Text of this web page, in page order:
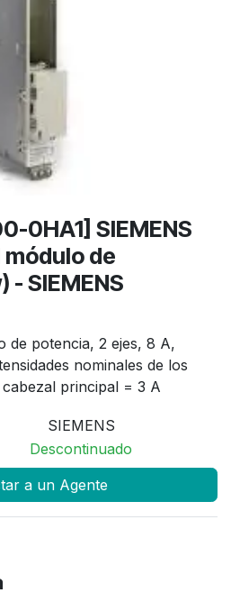
0HA1] SIEMENS
módulo de
- SIEMENS
de potencia, 2 ejes, 8 A,
nominales de los
principal = 3 A
SIEMENS
Descontinuado
a un Agente